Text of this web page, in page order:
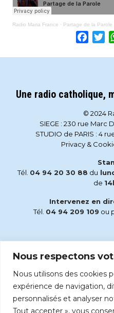
Nous respectons
Nous utilisons des cookies
expérience de navigation,
personnalisés et analyser
Tout accepter », vous
Radio Maria France · Partage de la Parole
Une radio catholique,
© 2024
SIEGE : 230 rue Marc
STUDIO de PARIS : 4
Privacy &
Tél. 04 94 20 30 88 du
de
Intervenez en
Tél. 04 94 209 109 ou
Écoutez